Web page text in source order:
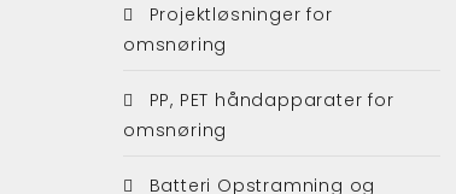
Projektløsninger for
omsnøring
PP, PET håndapparater for
omsnøring
Batteri Opstramning og